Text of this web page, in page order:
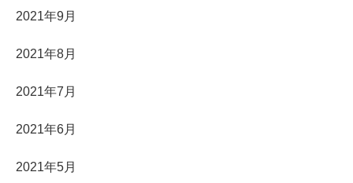
2021年9月
2021年8月
2021年7月
2021年6月
2021年5月